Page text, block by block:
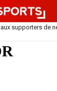
supporters de